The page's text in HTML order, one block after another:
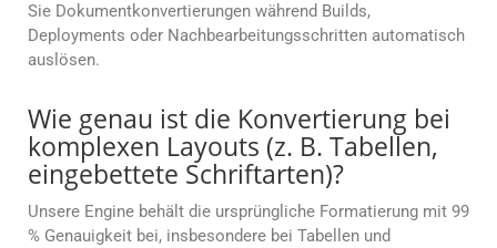
Sie Dokumentkonvertierungen während Builds,
Deployments oder Nachbearbeitungsschritten automatisch
auslösen.
Wie genau ist die Konvertierung bei
komplexen Layouts (z. B. Tabellen,
eingebettete Schriftarten)?
Unsere Engine behält die ursprüngliche Formatierung mit 99
% Genauigkeit bei, insbesondere bei Tabellen und